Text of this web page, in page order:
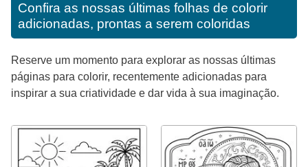
Confira as nossas últimas folhas de colorir
adicionadas, prontas a serem coloridas
Reserve um momento para explorar as nossas últimas
páginas para colorir, recentemente adicionadas para
inspirar a sua criatividade e dar vida à sua imaginação.